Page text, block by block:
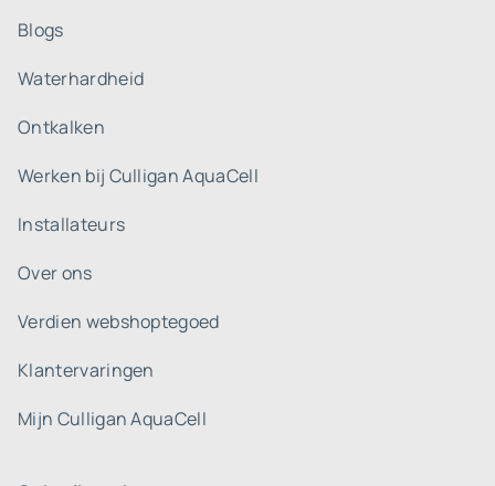
Blogs
Waterhardheid
Ontkalken
Werken bij Culligan AquaCell
Installateurs
Over ons
Verdien webshoptegoed
Klantervaringen
Mijn Culligan AquaCell